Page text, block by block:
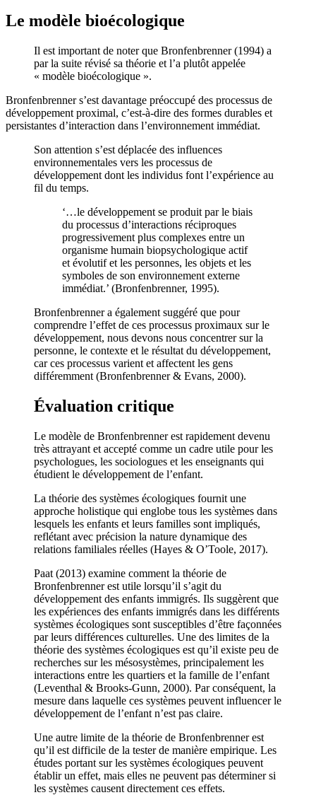
Le modèle bioécologique
Il est important de noter que Bronfenbrenner (1994) a
par la suite révisé sa théorie et l’a plutôt appelée
« modèle bioécologique ».
Bronfenbrenner s’est davantage préoccupé des processus de
développement proximal, c’est-à-dire des formes durables et
persistantes d’interaction dans l’environnement immédiat.
Son attention s’est déplacée des influences
environnementales vers les processus de
développement dont les individus font l’expérience au
fil du temps.
‘…le développement se produit par le biais
du processus d’interactions réciproques
progressivement plus complexes entre un
organisme humain biopsychologique actif
et évolutif et les personnes, les objets et les
symboles de son environnement externe
immédiat.’ (Bronfenbrenner, 1995).
Bronfenbrenner a également suggéré que pour
comprendre l’effet de ces processus proximaux sur le
développement, nous devons nous concentrer sur la
personne, le contexte et le résultat du développement,
car ces processus varient et affectent les gens
différemment (Bronfenbrenner & Evans, 2000).
Évaluation critique
Le modèle de Bronfenbrenner est rapidement devenu
très attrayant et accepté comme un cadre utile pour les
psychologues, les sociologues et les enseignants qui
étudient le développement de l’enfant.
La théorie des systèmes écologiques fournit une
approche holistique qui englobe tous les systèmes dans
lesquels les enfants et leurs familles sont impliqués,
reflétant avec précision la nature dynamique des
relations familiales réelles (Hayes & O’Toole, 2017).
Paat (2013) examine comment la théorie de
Bronfenbrenner est utile lorsqu’il s’agit du
développement des enfants immigrés. Ils suggèrent que
les expériences des enfants immigrés dans les différents
systèmes écologiques sont susceptibles d’être façonnées
par leurs différences culturelles. Une des limites de la
théorie des systèmes écologiques est qu’il existe peu de
recherches sur les mésosystèmes, principalement les
interactions entre les quartiers et la famille de l’enfant
(Leventhal & Brooks-Gunn, 2000). Par conséquent, la
mesure dans laquelle ces systèmes peuvent influencer le
développement de l’enfant n’est pas claire.
Une autre limite de la théorie de Bronfenbrenner est
qu’il est difficile de la tester de manière empirique. Les
études portant sur les systèmes écologiques peuvent
établir un effet, mais elles ne peuvent pas déterminer si
les systèmes causent directement ces effets.